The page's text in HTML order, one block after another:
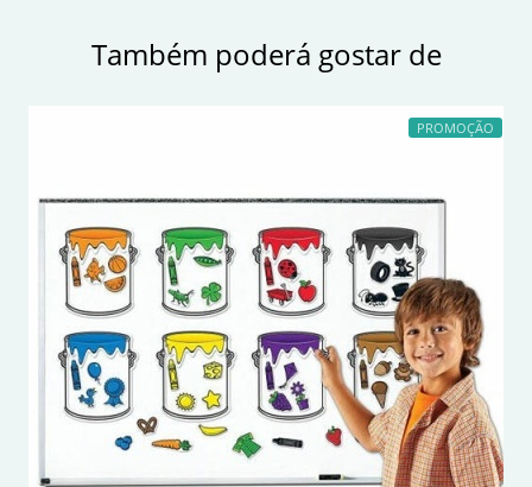
Também poderá gostar de
PROMOÇÃO